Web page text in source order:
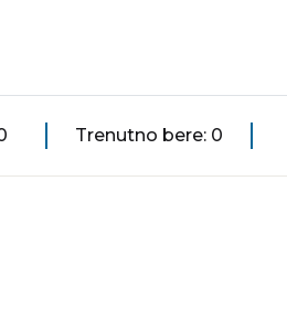
Trenutno bere: 0